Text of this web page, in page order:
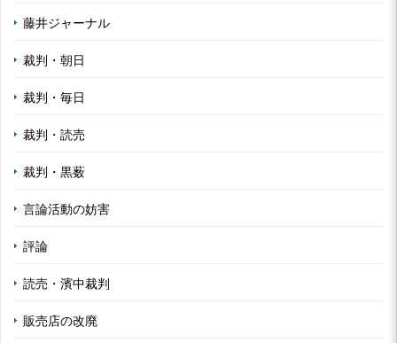
藤井ジャーナル
裁判・朝日
裁判・毎日
裁判・読売
裁判・黒薮
言論活動の妨害
評論
読売・濱中裁判
販売店の改廃